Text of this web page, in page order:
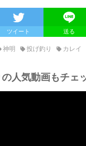
ツイート 送る
神明 投げ釣り カレイ
人気動画もチェ